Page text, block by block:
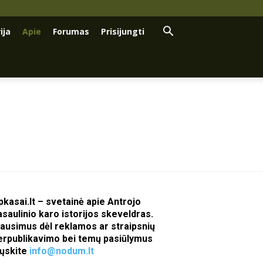
Apie Forumas Prisijungti
– svetainė apie Antrojo
karo istorijos skeveldras.
dėl reklamos ar straipsnių
bei temų pasiūlymus
info@nodum.lt